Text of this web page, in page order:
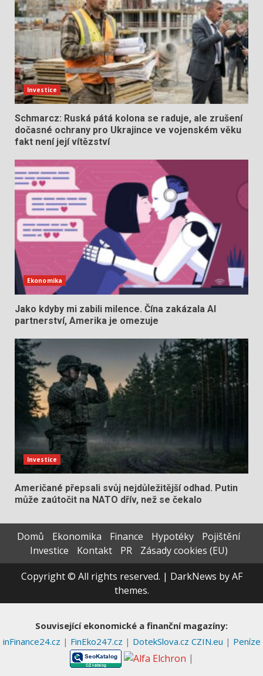
Investice
Schmarcz: Ruská pátá kolona se raduje, ale zrušení
dočasné ochrany pro Ukrajince ve vojenském věku
fakt není její vítězství
Ekonomika
Jako kdyby mi zabili milence. Čína zakázala AI
partnerství, Amerika je omezuje
Investice
Američané přepsali svůj nejdůležitější odhad. Putin
může zaútočit na NATO dřív, než se čekalo
Domů Ekonomika Finance Hypotéky
Pojištění
Investice
Kontakt PR
Zásady cookies (EU)
Copyright © All rights reserved. | DarkNews by AF
themes.
Související ekonomické a finanční magazíny:
inFinance24.cz | FinEko247.cz | DotekSlova.cz CZIN.eu | Peníze
|